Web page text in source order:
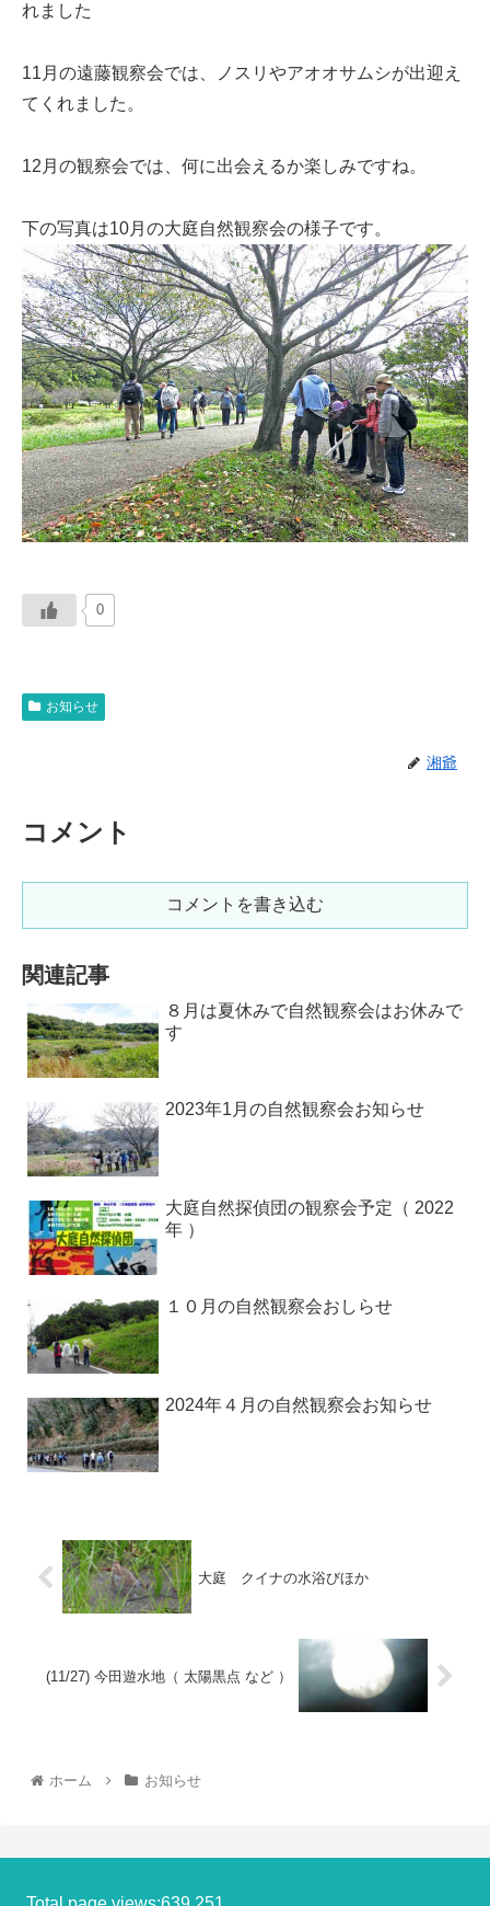
れました
11月の遠藤観察会では、ノスリやアオオサムシが出迎え
てくれました。
12月の観察会では、何に出会えるか楽しみですね。
下の写真は10月の大庭自然観察会の様子です。
0
お知らせ
湘爺
コメント
コメントを書き込む
関連記事
８月は夏休みで自然観察会はお休みで
す
2023年1月の自然観察会お知らせ
大庭自然探偵団の観察会予定（ 2022
年 ）
１０月の自然観察会おしらせ
2024年４月の自然観察会お知らせ
大庭 クイナの水浴びほか
(11/27) 今田遊水地（ 太陽黒点 など ）
ホーム お知らせ